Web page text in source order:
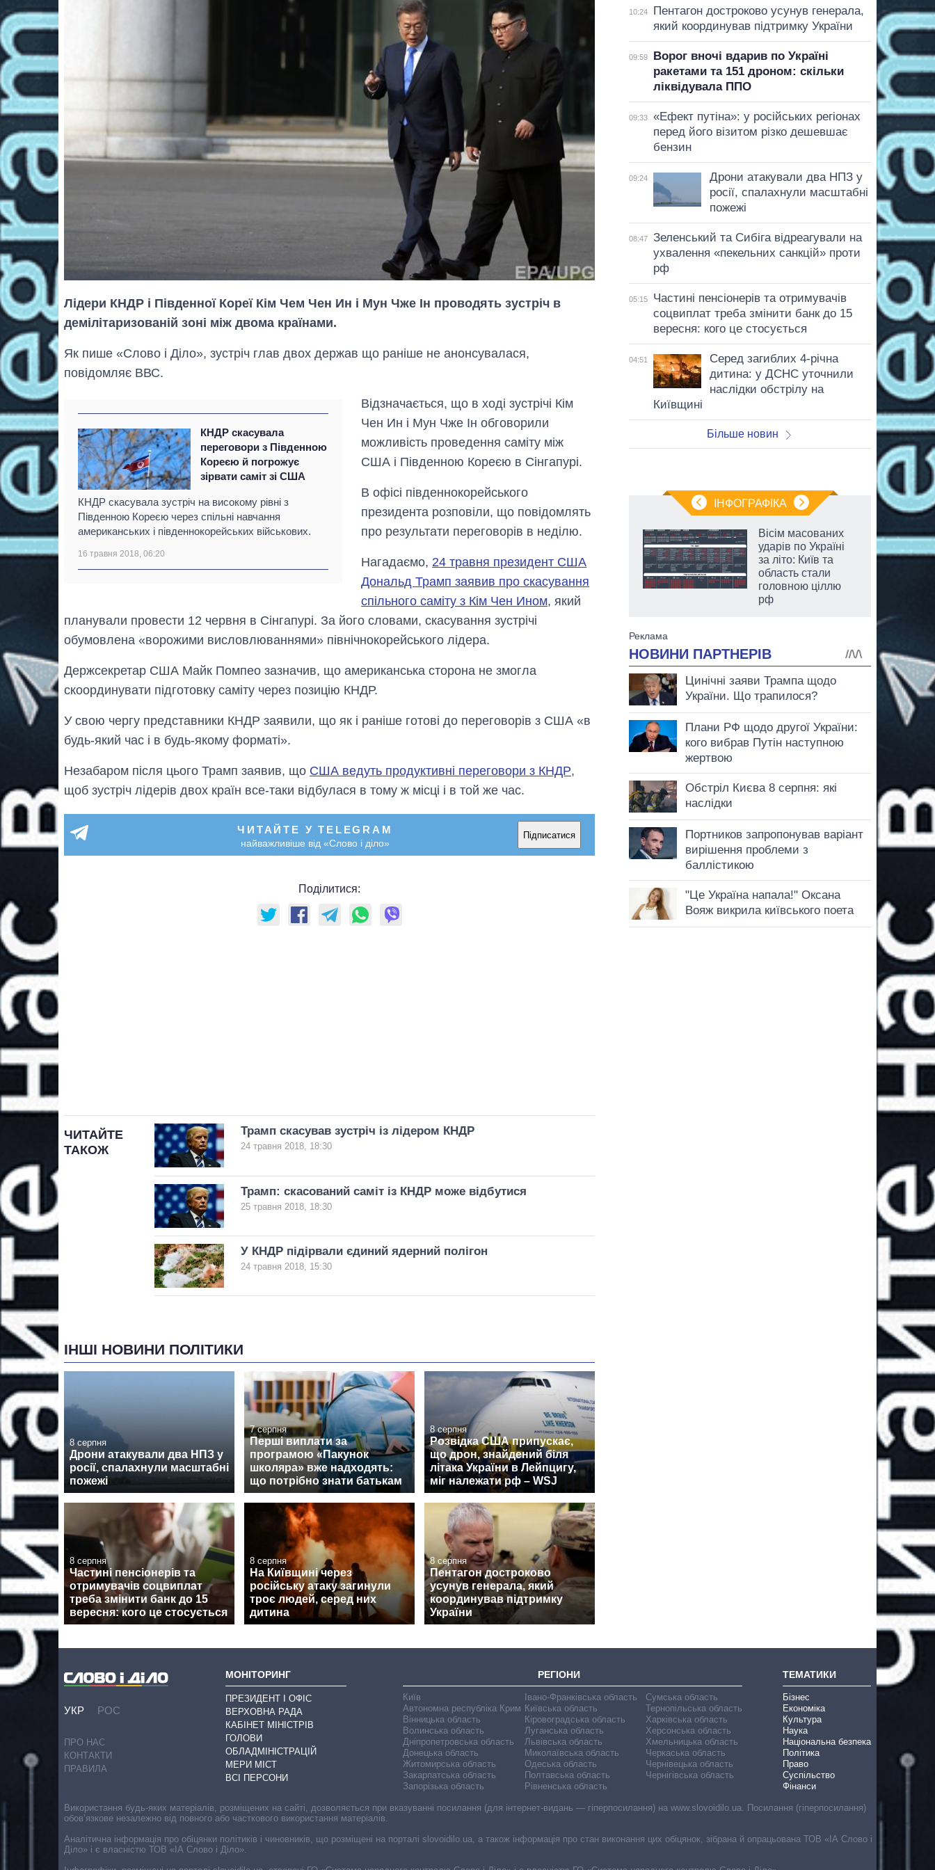
Лідери КНДР і Південної Кореї Кім Чем Чен Ин і Мун Чже Ін проводять зустріч в
демілітаризованій зоні між двома країнами.
Як пише «Слово і Діло», зустріч глав двох держав що раніше не анонсувалася,
повідомляє ВВС.
КНДР скасувала
переговори з Південною
Кореєю й погрожує
зірвати саміт зі США
КНДР скасувала зустріч на високому рівні з
Південною Кореєю через спільні навчання
американських і південнокорейських військових.
16 травня 2018, 06:20
Відзначається, що в ході зустрічі Кім
Чен Ин і Мун Чже Ін обговорили
можливість проведення саміту між
США і Південною Кореєю в Сінгапурі.
В офісі південнокорейського
президента розповіли, що повідомлять
про результати переговорів в неділю.
Нагадаємо, 24 травня президент США
Дональд Трамп заявив про скасування
спільного саміту з Кім Чен Ином, який
планували провести 12 червня в Сінгапурі. За його словами, скасування зустрічі
обумовлена ​​«ворожими висловлюваннями» північнокорейського лідера.
Держсекретар США Майк Помпео зазначив, що американська сторона не змогла
скоординувати підготовку саміту через позицію КНДР.
У свою чергу представники КНДР заявили, що як і раніше готові до переговорів з США «в
будь-який час і в будь-якому форматі».
Незабаром після цього Трамп заявив, що США ведуть продуктивні переговори з КНДР,
щоб зустріч лідерів двох країн все-таки відбулася в тому ж місці і в той же час.
ЧИТАЙТЕ У TELEGRAM
найважливіше від «Слово і діло»
Підписатися
Поділитися:
ЧИТАЙТЕ
ТАКОЖ
Трамп скасував зустріч із лідером КНДР
24 травня 2018, 18:30
Трамп: скасований саміт із КНДР може відбутися
25 травня 2018, 18:30
У КНДР підірвали єдиний ядерний полігон
24 травня 2018, 15:30
ІНШІ НОВИНИ ПОЛІТИКИ
8 серпня
Дрони атакували два НПЗ у
росії, спалахнули масштабні
пожежі
7 серпня
Перші виплати за
програмою «Пакунок
школяра» вже надходять:
що потрібно знати батькам
8 серпня
Розвідка США припускає,
що дрон, знайдений біля
літака України в Лейпцигу,
міг належати рф – WSJ
8 серпня
Частині пенсіонерів та
отримувачів соцвиплат
треба змінити банк до 15
вересня: кого це стосується
8 серпня
На Київщині через
російську атаку загинули
троє людей, серед них
дитина
8 серпня
Пентагон достроково
усунув генерала, який
координував підтримку
України
10:24
Пентагон достроково усунув генерала,
який координував підтримку України
09:59
Ворог вночі вдарив по Україні
ракетами та 151 дроном: скільки
ліквідувала ППО
09:33
«Ефект путіна»: у російських регіонах
перед його візитом різко дешевшає
бензин
09:24
Дрони атакували два НПЗ у
росії, спалахнули масштабні
пожежі
08:47
Зеленський та Сибіга відреагували на
ухвалення «пекельних санкцій» проти
рф
05:15
Частині пенсіонерів та отримувачів
соцвиплат треба змінити банк до 15
вересня: кого це стосується
04:51
Серед загиблих 4-річна
дитина: у ДСНС уточнили
наслідки обстрілу на
Київщині
Більше новин
ІНФОГРАФІКА
Скільки картоплі
Україні до і під час
великої війни
Вісім масованих
ударів по Україні
за літо: Київ та
область стали
головною ціллю
рф
УКР РОС
ПРО НАС
КОНТАКТИ
ПРАВИЛА
МОНІТОРИНГ
ПРЕЗИДЕНТ І ОФІС
ВЕРХОВНА РАДА
КАБІНЕТ МІНІСТРІВ
ГОЛОВИ
ОБЛАДМІНІСТРАЦІЙ
МЕРИ МІСТ
ВСІ ПЕРСОНИ
РЕГІОНИ
Київ
Автономна республіка Крим
Вінницька область
Волинська область
Дніпропетровська область
Донецька область
Житомирська область
Закарпатська область
Запорізька область
Івано-Франківська область
Київська область
Кіровоградська область
Луганська область
Львівська область
Миколаївська область
Одеська область
Полтавська область
Рівненська область
Сумська область
Тернопільська область
Харківська область
Херсонська область
Хмельницька область
Черкаська область
Чернівецька область
Чернігівська область
ТЕМАТИКИ
Бізнес
Економіка
Культура
Наука
Національна безпека
Політика
Право
Суспільство
Фінанси
Використання будь-яких матеріалів, розміщених на сайті, дозволяється при вказуванні посилання (для інтернет-видань — гіперпосилання) на www.slovoidilo.ua. Посилання (гіперпосилання)
обов’язкове незалежно від повного або часткового використання матеріалів.
Аналітична інформація про обіцянки політиків і чиновників, що розміщені на порталі slovoidilo.ua, а також інформація про стан виконання цих обіцянок, зібрана й опрацьована ТОВ «ІА Слово і
Діло» і є власністю ТОВ «ІА Слово і Діло».